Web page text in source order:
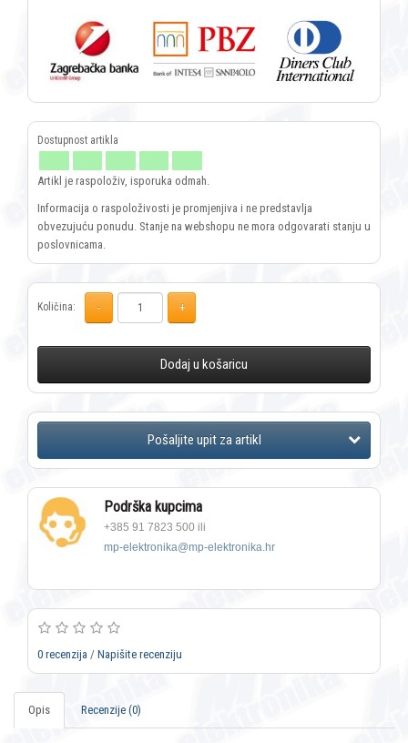
Artikl je raspoloživ, isporuka odmah.
Informacija o raspoloživosti je promjenjiva i ne predstavlja
obvezujuću ponudu. Stanje na webshopu ne mora odgovarati stanju u
poslovnicama.
Količina:
Dodaj u košaricu
Podrška kupcima
+385 91 7823 500 ili
mp-elektronika@mp-elektronika.hr
0 recenzija / Napišite recenziju
Opis Recenzije (0)